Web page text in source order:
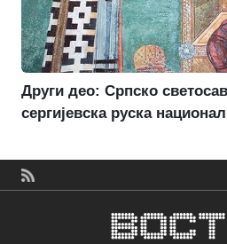
Други део: Српско
сергијевска руска